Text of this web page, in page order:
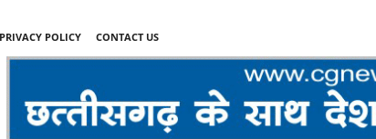
PRIVACY POLICY CONTACT US